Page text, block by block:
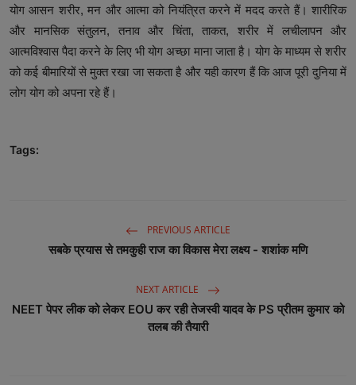
योग आसन शरीर, मन और आत्मा को नियंत्रित करने में मदद करते हैं। शारीरिक
और मानसिक संतुलन, तनाव और चिंता, ताकत, शरीर में लचीलापन और
आत्मविश्वास पैदा करने के लिए भी योग अच्छा माना जाता है। योग के माध्यम से शरीर
को कई बीमारियों से मुक्त रखा जा सकता है और यही कारण हैं कि आज पूरी दुनिया में
लोग योग को अपना रहे हैं।
Tags:
PREVIOUS ARTICLE
सबके प्रयास से तमकुही राज का विकास मेरा लक्ष्य - शशांक मणि
NEXT ARTICLE
NEET पेपर लीक को लेकर EOU कर रही तेजस्वी यादव के PS प्रीतम कुमार को
तलब की तैयारी